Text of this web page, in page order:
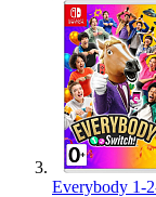
Everybody 1-